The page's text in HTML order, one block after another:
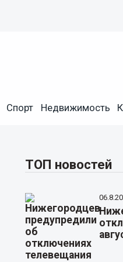
Спорт Недвижимость
ТОП новостей